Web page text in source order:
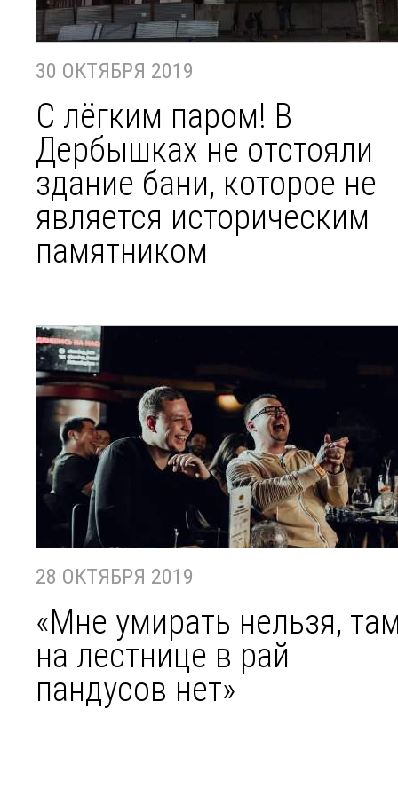
30 ОКТЯБРЯ 2019
С лёгким паром! В
Дербышках не отстояли
здание бани, которое не
является историческим
памятником
28 ОКТЯБРЯ 2019
«Мне умирать нельзя,
на лестнице в рай
пандусов нет»